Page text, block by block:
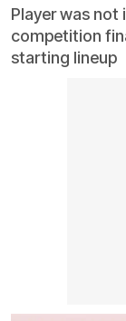
Player was
competition
starting lineup